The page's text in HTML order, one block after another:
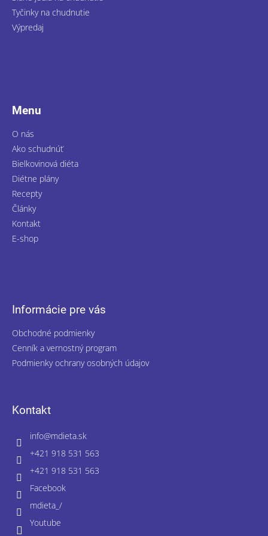
Tyčinky na chudnutie
Výpredaj
Menu
O nás
Ako schudnúť
Bielkovinová diéta
Diétne plány
Recepty
Články
Kontakt
E-shop
Informácie pre vás
Obchodné podmienky
Cenník a vernostný program
Podmienky ochrany osobných údajov
Kontakt
info@mdieta.sk
+421 918 531 563
+421 918 531 563
Facebook
mdieta_/
Youtube